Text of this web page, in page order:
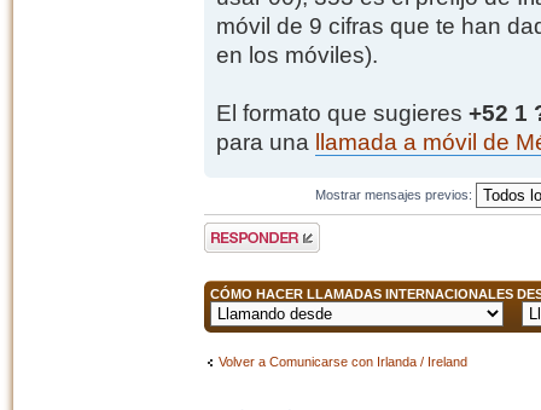
móvil de 9 cifras que te han
en los móviles).
El formato que sugieres +52 1
para una
llamada a móvil de
Mostrar mensajes previos:
Publicar una
respuesta
CÓMO HACER LLAMADAS INTERNACIONALES
Volver a Comunicarse con Irlanda / Ireland